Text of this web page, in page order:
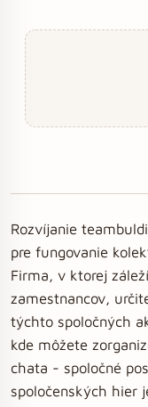
Rozvíjanie
pre fungovanie
Firma, v ktorej
zamestnancov,
týchto spoločných
kde môžete
chata - spoločné
spoločenských hier